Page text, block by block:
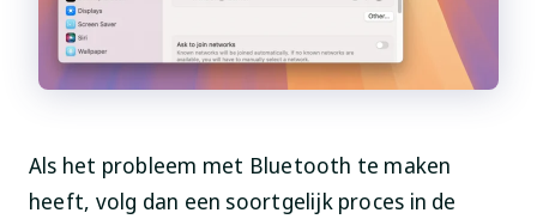
Als het probleem met Bluetooth te maken
heeft, volg dan een soortgelijk proces in de